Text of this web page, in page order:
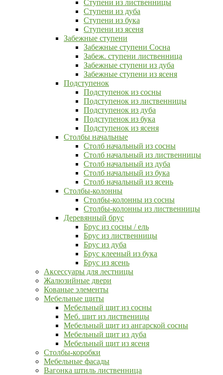
Ступени из лиственницы
Ступени из дуба
Ступени из бука
Ступени из ясеня
Забежные ступени
Забежные ступени Сосна
Забеж. ступени лиственница
Забежные ступени из дуба
Забежные ступени из ясеня
Подступенок
Подступенок из сосны
Подступенок из лиственницы
Подступенок из дуба
Подступенок из бука
Подступенок из ясеня
Столбы начальные
Столб начальный из сосны
Столб начальный из лиственницы
Столб начальный из дуба
Столб начальный из бука
Столб начальный из ясень
Столбы-колонны
Столбы-колонны из сосны
Столбы-колонны из лиственницы
Деревянный брус
Брус из сосны / ель
Брус из лиственницы
Брус из дуба
Брус клееный из бука
Брус из ясень
Аксессуары для лестницы
Жалюзийные двери
Кованые элементы
Мебельные щиты
Мебельный щит из сосны
Меб. щит из лиственицы
Мебельный щит из ангарской сосны
Мебельный щит из дуба
Мебельный щит из ясеня
Столбы-коробки
Мебельные фасады
Вагонка штиль лиственница